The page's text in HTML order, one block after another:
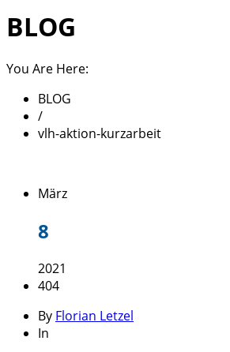
BLOG
You Are Here:
BLOG
/
vlh-aktion-kurzarbeit
März
8
2021
404
By Florian Letzel
In